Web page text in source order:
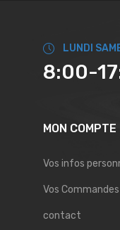
LUNDI
8:00-
MON COMPTE
Vos infos
Vos Commandes
contact